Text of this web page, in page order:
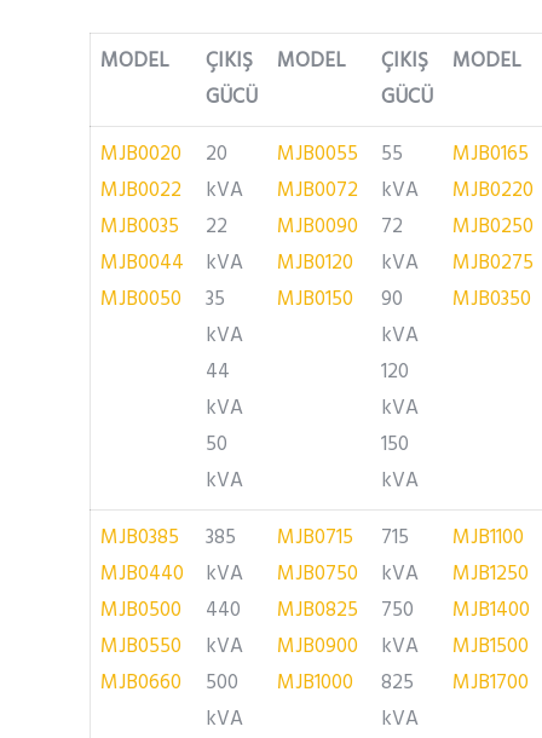
MODEL
ÇIKIŞ
GÜCÜ
MODEL
ÇIKIŞ
GÜCÜ
MODEL
MJB0020
MJB0022
MJB0035
MJB0044
MJB0050
20
kVA
22
kVA
35
kVA
44
kVA
50
kVA
MJB0055
MJB0072
MJB0090
MJB0120
MJB0150
55
kVA
72
kVA
90
kVA
120
kVA
150
kVA
MJB0165
MJB0220
MJB0250
MJB0275
MJB0350
MJB0385
MJB0440
MJB0500
MJB0550
MJB0660
385
kVA
440
kVA
500
kVA
MJB0715
MJB0750
MJB0825
MJB0900
MJB1000
715
kVA
750
kVA
825
kVA
MJB1100
MJB1250
MJB1400
MJB1500
MJB1700